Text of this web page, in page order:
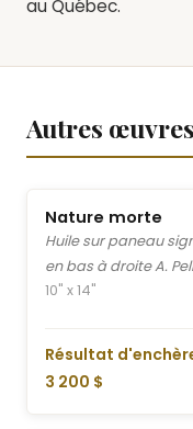
au Québec.
Autres
Nature morte
Huile sur paneau
en bas à droite A.
10" x 14"
Résultat
3 200 $